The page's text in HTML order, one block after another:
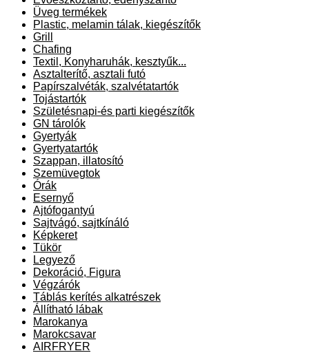
Üveg termékek
Plastic, melamin tálak, kiegészítők
Grill
Chafing
Textil, Konyharuhák, kesztyűk...
Asztalterítő, asztali futó
Papírszalvéták, szalvétatartók
Tojástartók
Születésnapi-és parti kiegészítők
GN tárolók
Gyertyák
Gyertyatartók
Szappan, illatosító
Szemüvegtok
Órák
Esernyő
Ajtófogantyú
Sajtvágó, sajtkínáló
Képkeret
Tükör
Legyező
Dekoráció, Figura
Végzárók
Táblás kerítés alkatrészek
Állítható lábak
Marokanya
Marokcsavar
AIRFRYER